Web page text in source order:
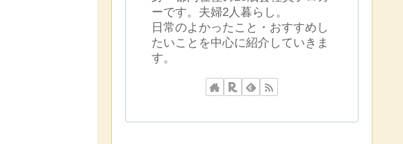
ーです。夫婦2人暮らし。
日常のよかったこと・おすすめし
たいことを中心に紹介していきま
す。